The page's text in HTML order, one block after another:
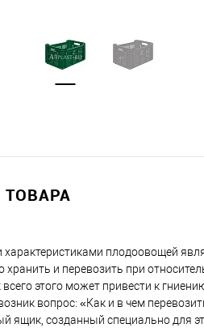
плодоовощей
хранить и перевозить при
всего этого может привести к
вопрос: «Как и в чем
ящик, созданный специально для